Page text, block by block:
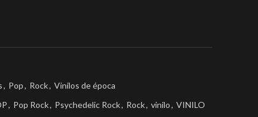
, Pop, Rock, Vinilos de época
, Pop Rock, Psychedelic Rock, Rock, vinilo, VINILO